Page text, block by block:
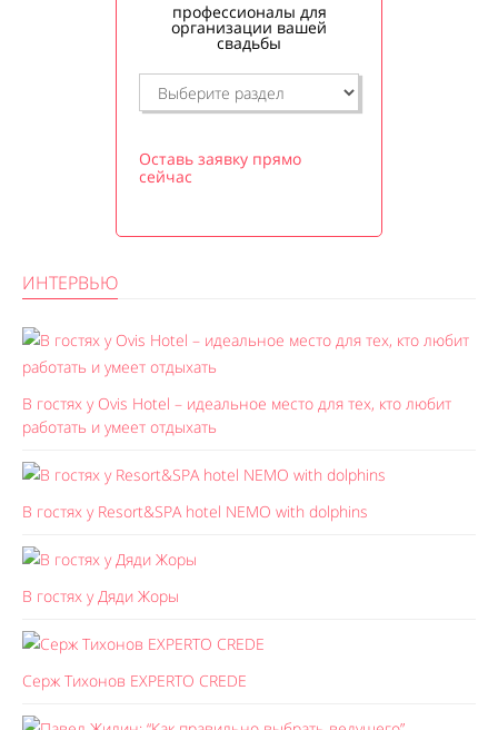
профессионалы для
организации вашей
свадьбы
Оставь заявку прямо
сейчас
ИНТЕРВЬЮ
В гостях у Ovis Hotel – идеальное место для тех, кто любит
работать и умеет отдыхать
В гостях у Resort&SPA hotel NEMO with dolphins
В гостях у Дяди Жоры
Серж Тихонов EXPERTO CREDE